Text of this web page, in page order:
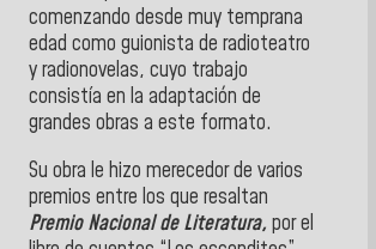
comenzando desde muy temprana
edad como guionista de radioteatro
y radionovelas, cuyo trabajo
consistía en la adaptación de
grandes obras a este formato.
Su obra le hizo merecedor de varios
premios entre los que resaltan
Premio Nacional de Literatura, por el